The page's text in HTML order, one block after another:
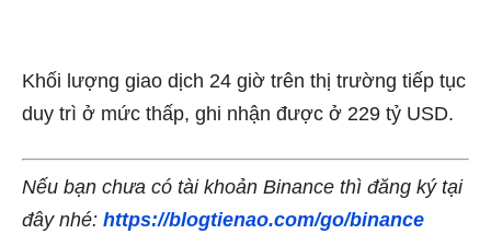
Khối lượng giao dịch 24 giờ trên thị trường tiếp tục
duy trì ở mức thấp, ghi nhận được ở 229 tỷ USD.
Nếu bạn chưa có tài khoản Binance thì đăng ký tại
đây nhé: https://blogtienao.com/go/binance